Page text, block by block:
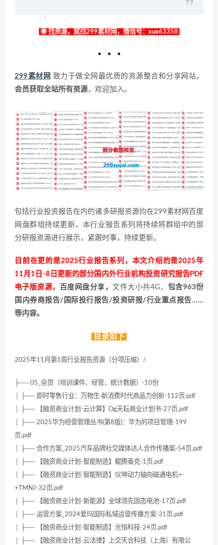
◉ 找资源，就找299素材网，微信号：xue63358
299素材网 致力于做全网最优质的资源整合和分享网站，
会员获取全站所有资源，欢迎加入。
包括行业投资报告在内的诸多研报资源均在299素材网百度
网盘群组持续更新，本行业报告系列将持续将群组中的部
分研报资源进行展示，紧跟时事，持续更新。
目前在更的是2025行业报告系列，本文介绍的是2025年
11月1日-8日更新的部分国内外行业机构投资研究报告PDF
电子版资源，
百度网盘分享 ，文件大小共4G， 包含963份
国内券商报告/国际投行报告/投资研报/行业重点报告……
等内容。
目录如下
2025年11月第1周行业报告资源（分项压缩）/
├── 05_杂货（培训课件、经管、统计数据）-10份
│ ├── 即时零售行业：万物生·新消费时代商品力创新-112页.pdf
│ ├── 【融资商业计划-云计算】Og天耘商业计划书-27页.pdf
│ ├── 2025华为经营管理丛书(第8版)：华为的项目管理-199
页.pdf
│ ├── 合作方案_2025汽车品牌社交媒体达人合作传播案-54页.pdf
│ ├── 【融资商业计划-智能制造】鲲腾泰克-1页.pdf
│ ├── 【融资商业计划-智能制造】仪坤动力轴向磁通电机+-
+TMNJ-32页.pdf
│ ├── 【融资商业计划-新能源】全球领先固态电池-17页.pdf
│ ├── 运营方案_2024爱玛国际私域运营传播方案-31页.pdf
│ ├── 【融资商业计划-智能制造】光恒科技-24页.pdf
│ ├── 【融资商业计划-云法律】上交天合科技（上海）有限公